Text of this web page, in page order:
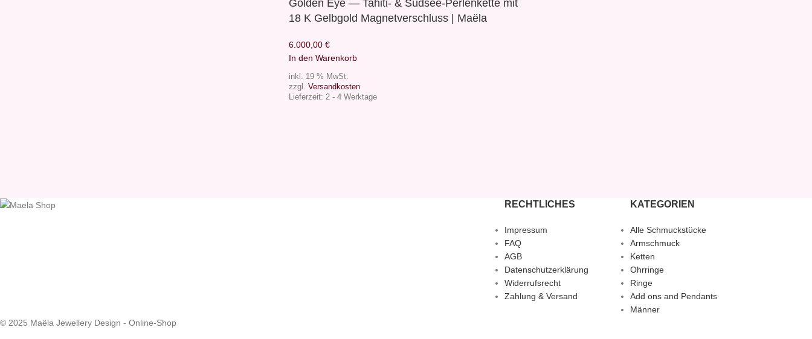
Golden Eye — Tahiti- & Südsee-Perlenkette mit
18 K Gelbgold Magnetverschluss | Maëla
6.000,00€
In den Warenkorb
inkl. 19 % MwSt.
zzgl.Versandkosten
Lieferzeit:2 - 4 Werktage
RECHTLICHES
Impressum
FAQ
AGB
Datenschutzerklärung
Widerrufsrecht
Zahlung & Versand
KATEGORIEN
Alle Schmuckstücke
Armschmuck
Ketten
Ohrringe
Ringe
Add ons and Pendants
Männer
© 2025 Maëla Jewellery Design - Online-Shop